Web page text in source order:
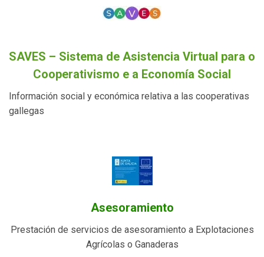
SAVES – Sistema de Asistencia Virtual para o
Cooperativismo e a Economía Social
Información social y económica relativa a las cooperativas
gallegas
Asesoramiento
Prestación de servicios de asesoramiento a Explotaciones
Agrícolas o Ganaderas